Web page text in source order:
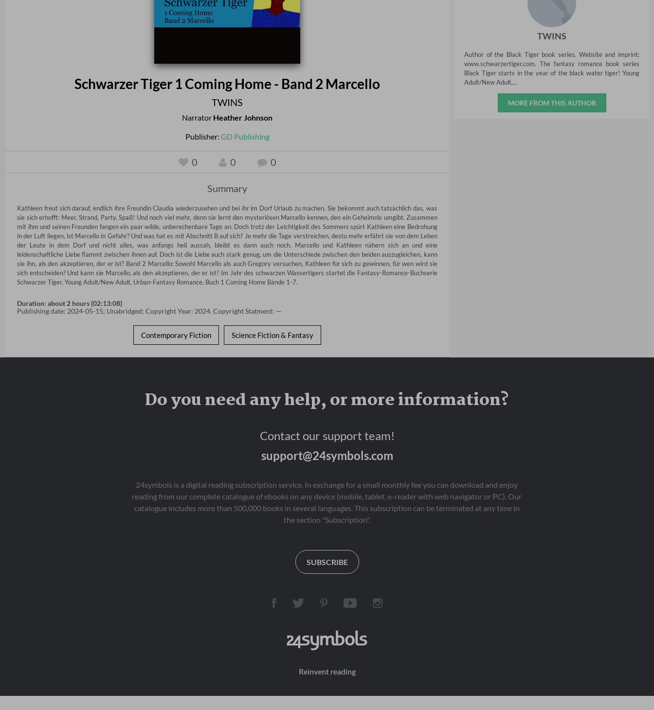
Schwarzer Tiger 1 Coming Home - Band 2 Marcello
TWINS
Narrator Heather Johnson
Publisher: GD Publishing
0 0 0
Summary
Kathleen freut sich darauf, endlich ihre Freundin Claudia wiederzusehen und bei ihr im Dorf Urlaub zu machen. Sie bekommt auch tatsächlich das, was
sie sich erhofft: Meer, Strand, Party, Spaß! Und noch viel mehr, denn sie lernt den mysteriösen Marcello kennen, den ein Geheimnis umgibt. Zusammen
mit ihm und seinen Freunden fangen ein paar wilde, unberechenbare Tage an. Doch trotz der Leichtigkeit des Sommers spürt Kathleen eine Bedrohung
in der Luft liegen, ist Marcello in Gefahr? Und was hat es mit Abschnitt B auf sich? Je mehr die Tage verstreichen, desto mehr erfährt sie von dem Leben
der Leute in dem Dorf und nicht alles, was anfangs heil aussah, bleibt es dann auch noch. Marcello und Kathleen nähern sich an und eine
leidenschaftliche Liebe flammt zwischen ihnen auf. Doch ist die Liebe auch stark genug, um die Unterschiede zwischen den beiden auszugleichen, kann
sie ihn, als den akzeptieren, der er ist? Band 2 Marcello: Sowohl Marcello als auch Gregory versuchen, Kathleen für sich zu gewinnen, für wen wird sie
sich entscheiden? Und kann sie Marcello, als den akzeptieren, der er ist? Im Jahr des schwarzen Wassertigers startet die Fantasy-Romance-Buchserie
Schwarzer Tiger, Young Adult/New Adult, Urban-Fantasy Romance, Buch 1 Coming Home Bände 1-7.
Duration: about 2 hours (02:13:08)
Publishing date: 2024-05-15; Unabridged; Copyright Year: 2024. Copyright Statment: —
Contemporary Fiction Science Fiction & Fantasy
TWINS
Author of the Black Tiger book series. Website and imprint:
www.schwarzertiger.com. The fantasy romance book series
Black Tiger starts in the year of the black water tiger! Young
Adult/New Adult,...
MORE FROM THIS AUTHOR
Do you need any help, or more information?
Contact our support team!
support@24symbols.com
24symbols is a digital reading subscription service. In exchange for a small monthly fee you can download and enjoy
reading from our complete catalogue of ebooks on any device (mobile, tablet, e-reader with web navigator or PC). Our
catalogue includes more than 500,000 books in several languages. This subscription can be terminated at any time in
the section "Subscription".
SUBSCRIBE
Reinvent reading